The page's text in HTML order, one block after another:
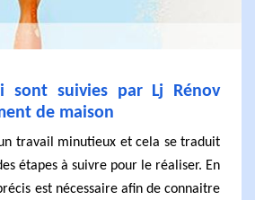
sont suivies par Lj Rénov
de maison
travail minutieux et cela se traduit
étapes à suivre pour le réaliser. En
est nécessaire afin de connaitre